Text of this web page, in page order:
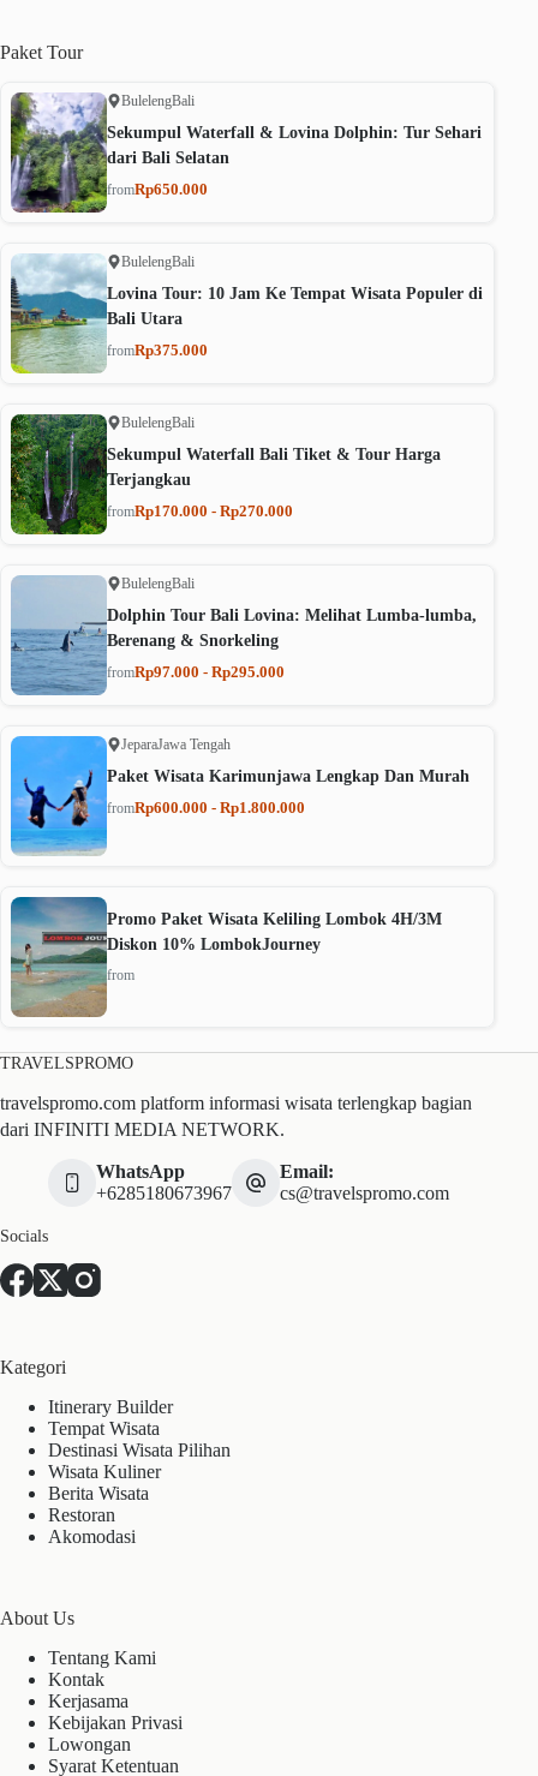
Paket Tour
BulelengBali
Sekumpul Waterfall & Lovina Dolphin: Tur Sehari
dari Bali Selatan
fromRp650.000
BulelengBali
Lovina Tour: 10 Jam Ke Tempat Wisata Populer di
Bali Utara
fromRp375.000
BulelengBali
Sekumpul Waterfall Bali Tiket & Tour Harga
Terjangkau
fromRp170.000 - Rp270.000
BulelengBali
Dolphin Tour Bali Lovina: Melihat Lumba-lumba,
Berenang & Snorkeling
fromRp97.000 - Rp295.000
JeparaJawa Tengah
Paket Wisata Karimunjawa Lengkap Dan Murah
fromRp600.000 - Rp1.800.000
Promo Paket Wisata Keliling Lombok 4H/3M
Diskon 10% LombokJourney
from
TRAVELSPROMO
travelspromo.com platform informasi wisata terlengkap bagian
dari INFINITI MEDIA NETWORK.
WhatsApp
+6285180673967
Email:
cs@travelspromo.com
Socials
Kategori
Itinerary Builder
Tempat Wisata
Destinasi Wisata Pilihan
Wisata Kuliner
Berita Wisata
Restoran
Akomodasi
About Us
Tentang Kami
Kontak
Kerjasama
Kebijakan Privasi
Lowongan
Syarat Ketentuan